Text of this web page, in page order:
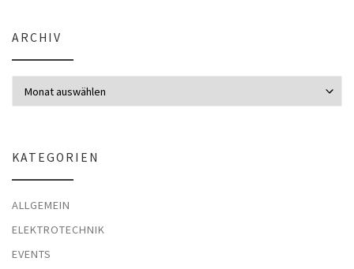
ARCHIV
KATEGORIEN
ALLGEMEIN
ELEKTROTECHNIK
EVENTS